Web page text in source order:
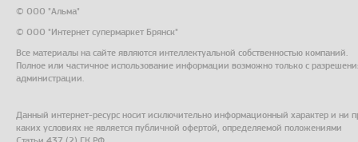
© ООО "Альма"
© ООО "Интернет супермаркет Брянск"
Все материалы на сайте являются интеллектуальной собственностью компаний.
Полное или частичное использование информации возможно только с
администрации.
Данный интернет-ресурс носит исключительно информационный характер и ни
каких условиях не является публичной офертой, определяемой положениями